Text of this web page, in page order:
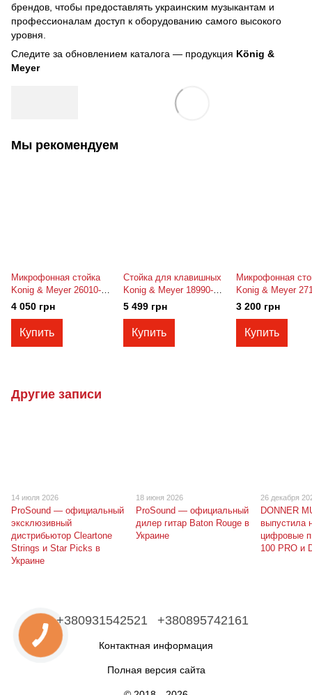
брендов, чтобы предоставлять украинским музыкантам и
профессионалам доступ к оборудованию самого высокого
уровня.
Следите за обновлением каталога — продукция König &
Meyer
Мы рекомендуем
Микрофонная стойка
Konig & Meyer 26010-
300-76 (белая)
4 050 грн
Купить
Стойка для клавишных
Konig & Meyer 18990-
015-55 (усиленная)
5 499 грн
Купить
Микрофонная
Konig & Meyer
300-55
3 200 грн
Купить
Другие записи
14 июля 2026
ProSound — официальный
эксклюзивный
дистрибьютор Cleartone
Strings и Star Picks в
Украине
18 июня 2026
ProSound — официальный
дилер гитар Baton Rouge в
Украине
26 декабря
DONNER
выпустила
цифровые
100 PRO и
+380931542521 +380895742161
Контактная информация
Полная версия сайта